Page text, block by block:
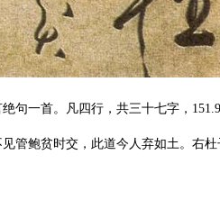
句一首。凡四行，共三十七字，
管鲍贫时交，此道今人弃如土。右杜